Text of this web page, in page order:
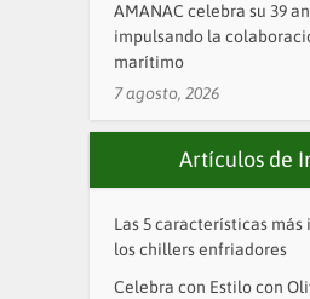
AMANAC celebra su 39
impulsando la
marítimo
7 agosto, 2026
Artículos de
Las 5 características
los chillers enfriadores
Celebra con Estilo con